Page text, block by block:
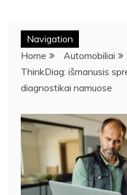
Navigation
Home
Automobiliai
ThinkDiag: išmanusis
diagnostikai namuose